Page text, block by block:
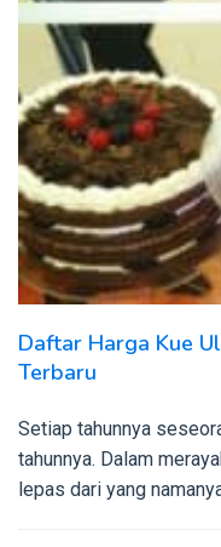
Daftar Harga Kue
Terbaru
Setiap tahunnya
tahunnya. Dalam
lepas dari yang